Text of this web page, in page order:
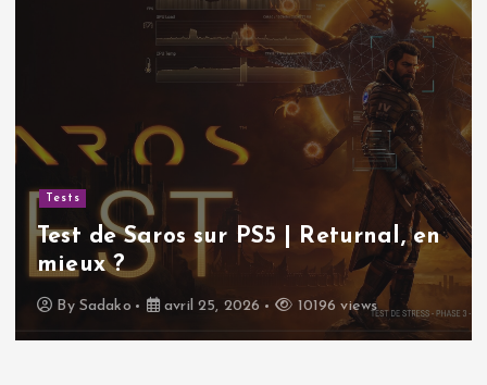
Tests
Test de Saros sur PS5 | Returnal, en
mieux ?
By Sadako avril 25, 2026 10196 views